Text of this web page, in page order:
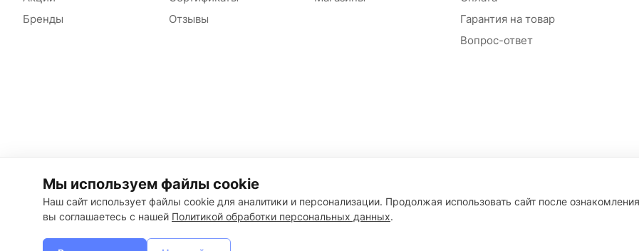
Мы используем файлы cookie
Наш сайт использует файлы cookie для аналитики и персонализации. Продолжая использовать сайт после
вы соглашаетесь с нашей Политикой обработки персональных данных.
Бренды
Отзывы
Гарантия на товар
Вопрос-ответ
© 2026 Море Сантехники